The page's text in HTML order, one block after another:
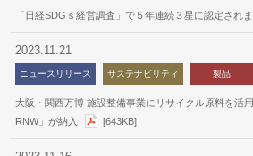
「日経SDGｓ経営調査」で５年連続３星に認定され
2023.11.21
ニュースリリース サステナビリティ 製品
大阪・関西万博 施設整備事業にリサイクル原料を活
RNW」が納入
[643KB]